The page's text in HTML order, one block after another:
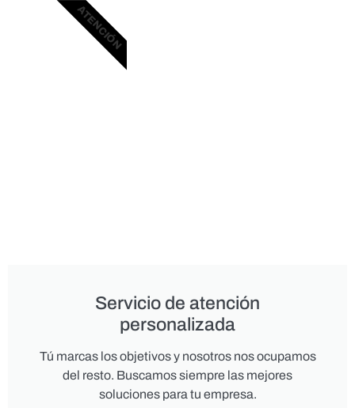
Servicio de atención
personalizada
Tú marcas los objetivos y nosotros nos ocupamos
del resto. Buscamos siempre las mejores
soluciones para tu empresa.
ATENCIÓN